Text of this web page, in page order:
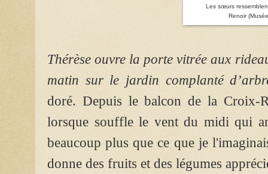
Les sœurs
Renoir
Thérèse ouvre la porte vitrée aux
matin sur le jardin complanté
doré. Depuis le balcon de la Croix-
lorsque souffle le vent du midi qui
beaucoup plus que ce que je
donne des fruits et des légumes